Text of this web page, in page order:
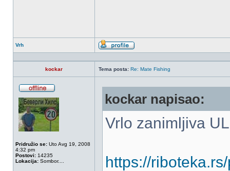
Vrh
Profil
kockar Tema posta: Re: Mate Fishing
Pridružio se: Uto Avg 19, 2008
4:32 pm
Postovi: 14235
Lokacija: Sombor....
kockar napisao:
Vrlo zanimljiva
https://